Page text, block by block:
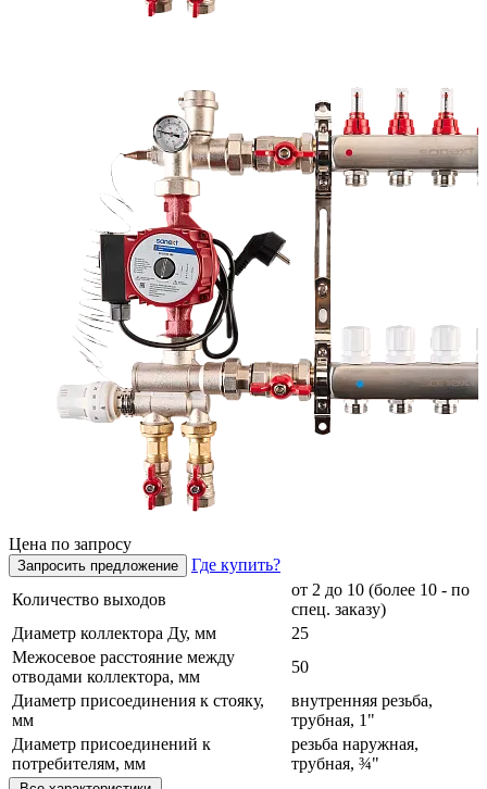
Цена по запросу
Запросить предложение
Где купить?
Количество выходов
от 2 до 10 (более 10 - по
спец. заказу)
Диаметр коллектора Ду, мм
25
Межосевое расстояние между
отводами коллектора, мм
50
Диаметр присоединения к стояку,
мм
внутренняя резьба,
трубная, 1"
Диаметр присоединений к
потребителям, мм
резьба наружная,
трубная, ¾"